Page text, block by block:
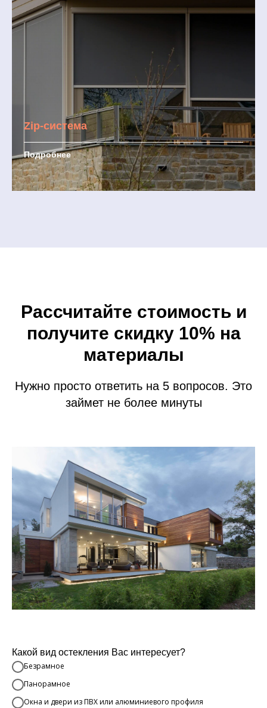
Zip-система
Подробнее
Рассчитайте стоимость и
получите скидку 10% на
материалы
Нужно просто ответить на 5 вопросов. Это
займет не более минуты
Какой вид остекления Вас интересует?
Безрамное
Панорамное
Окна и двери из ПВХ или алюминиевого профиля